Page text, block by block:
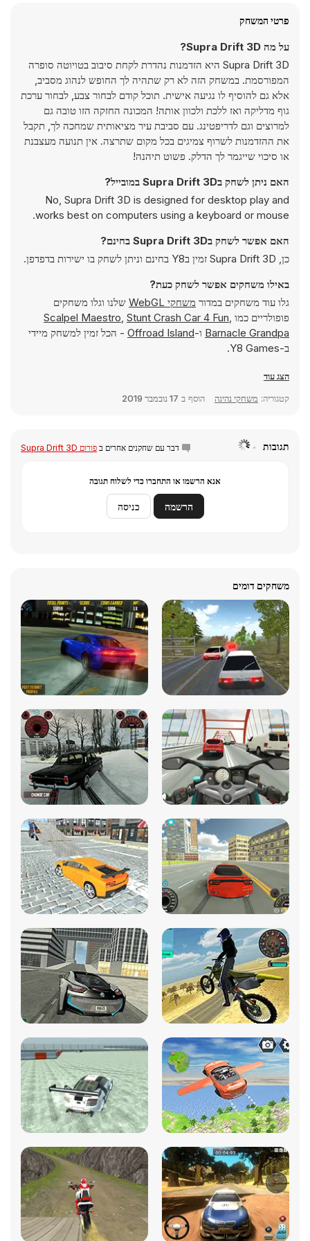
פרטי המשחק
על מה Supra Drift 3D?
Supra Drift 3D היא הזדמנות נהדרת לקחת סיבוב בטויוטה סופרה
המפורסמת. במשחק הזה לא רק שתהיה לך החופש לנהוג מסביב,
אלא גם להוסיף לו נגיעה אישית. תוכל קודם לבחור צבע, לבחור ערכת
גוף מדליקה ואז ללכת ולכוון אותה! המכונה החזקה הזו טובה גם
למרוצים וגם לדריפטינג. עם סביבת עיר מציאותית שמחכה לך, תקבל
את ההזדמנות לשרוף צמיגים בכל מקום שתרצה. אין תנועה מעצבנת
או סיכוי שייגמר לך הדלק. פשוט תיהנה!
האם ניתן לשחק בSupra Drift 3D במובייל?
No, Supra Drift 3D is designed for desktop play and
works best on computers using a keyboard or mouse.
האם אפשר לשחק בSupra Drift 3D בחינם?
כן, Supra Drift 3D זמין בY8 בחינם וניתן לשחק בו ישירות בדפדפן.
באילו משחקים אפשר לשחק כעת?
גלו עוד משחקים במדור משחקי WebGL
שלנו וגלו משחקים
פופולריים כמו
Scalpel Maestro, Stunt Crash Car 4 Fun,
Barnacle Grandpa ו-Offroad Island - הכל זמין למשחק מיידי
ב-Y8 Games.
הצג עוד
קטגוריה: משחקי נהיגה הוסף ב 17 נובמבר 2019
תגובות דבר עם שחקנים אחרים ב פורום Supra Drift 3D
אנא הרשמו או התחברו כדי לשלוח תגובה
הרשמה כניסה
משחקים דומים